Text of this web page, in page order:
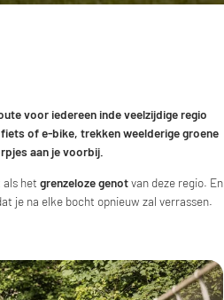
voor iedereen inde veelzijdige regio
fiets of e-bike, trekken weelderige groene
aan je voorbij.
het grenzeloze genotvan deze regio. En
je na elke bocht opnieuw zal verrassen.